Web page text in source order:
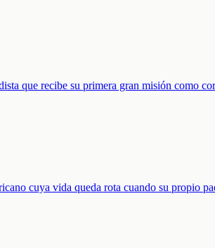
que recibe su primera gran misión como
cuya vida queda rota cuando su propio